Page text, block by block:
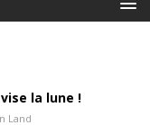
la lune !
Land